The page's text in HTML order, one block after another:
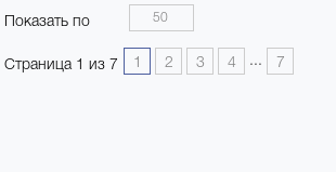
Показать по 50
Страница 1 из 7 1 2 3 4 ... 7